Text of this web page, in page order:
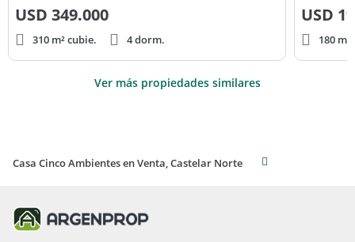
USD 349.000
310 m² cubie. 4 dorm.
USD
180
Ver más propiedades similares
Casa Cinco Ambientes en Venta, Castelar Norte